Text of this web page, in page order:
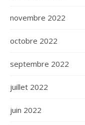
novembre 2022
octobre 2022
septembre 2022
juillet 2022
juin 2022